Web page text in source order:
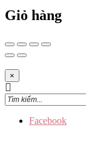
Giỏ hàng
×
Facebook